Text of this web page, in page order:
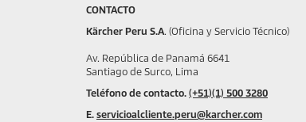
CONTACTO
Kärcher Peru S.A. (Oficina y Servicio Técnico)
Av. República de Panamá 6641
Santiago de Surco, Lima
Teléfono de contacto. (+51)(1) 500 3280
E. servicioalcliente.peru@karcher.com